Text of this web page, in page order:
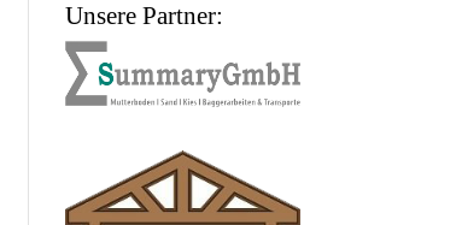
Unsere Partner: